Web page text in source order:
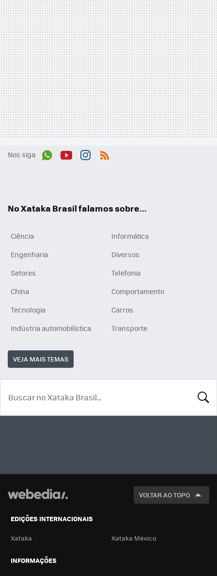
Nos siga
No Xataka Brasil falamos sobre...
Ciência
Informática
Engenharia
Diversos
Setores
Telefonia
China
Comportamento
Tecnologia
Carros
Indústria automobilística
Transporte
VEJA MAIS TEMAS
VOLTAR AO TOPO
EDIÇÕES INTERNACIONAIS
Xataka Xataka México
INFORMAÇÕES